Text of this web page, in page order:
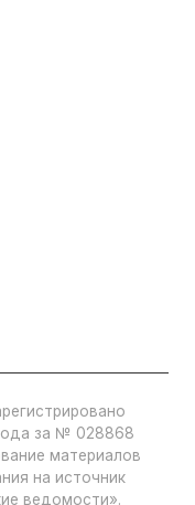
за № 028868
материалов
на источник
ведомости».